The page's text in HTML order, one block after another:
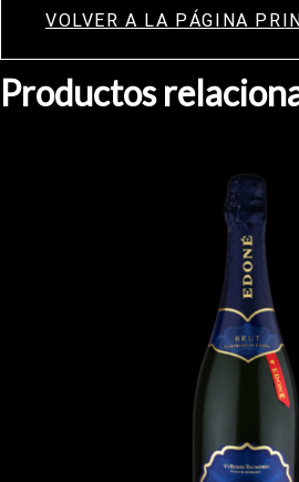
VOLVER A LA PÁGINA
Productos